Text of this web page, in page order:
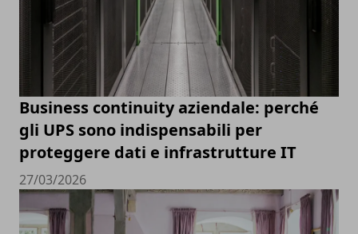
Business continuity aziendale: perché
gli UPS sono indispensabili per
proteggere dati e infrastrutture IT
27/03/2026